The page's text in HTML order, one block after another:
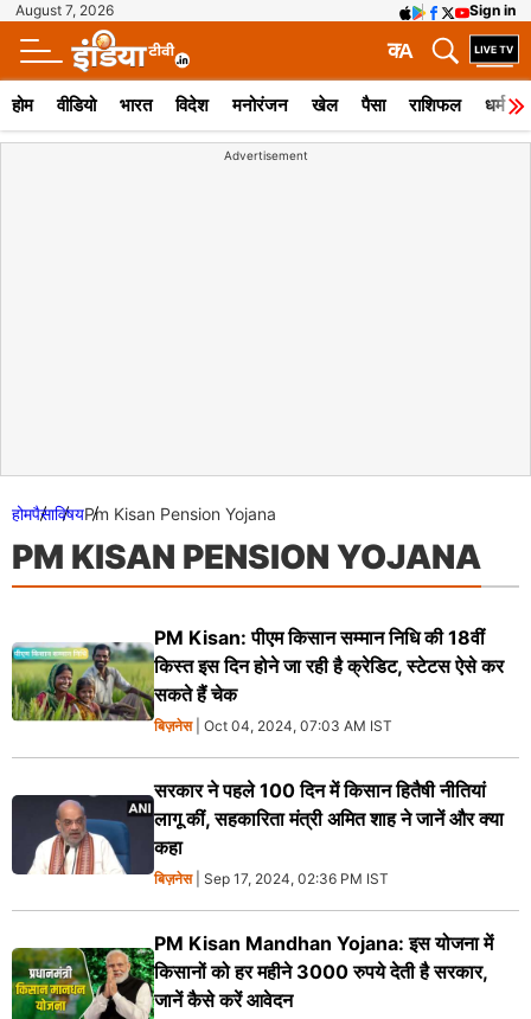
August 7, 2026 Sign in
A
क
होम वीडियो भारत विदेश मनोरंजन खेल पैसा राशिफल धर्म
Advertisement
होमपैसाविषयPm Kisan Pension Yojana
PM KISAN PENSION YOJANA
PM Kisan: पीएम किसान सम्मान निधि की 18वीं
किस्त इस दिन होने जा रही है क्रेडिट, स्टेटस ऐसे कर
सकते हैं चेक
बिज़नेस| Oct 04, 2024, 07:03 AM IST
सरकार ने पहले 100 दिन में किसान हितैषी नीतियां
लागू कीं, सहकारिता मंत्री अमित शाह ने जानें और क्या
कहा
बिज़नेस| Sep 17, 2024, 02:36 PM IST
PM Kisan Mandhan Yojana: इस योजना में
किसानों को हर महीने 3000 रुपये देती है सरकार,
जानें कैसे करें आवेदन